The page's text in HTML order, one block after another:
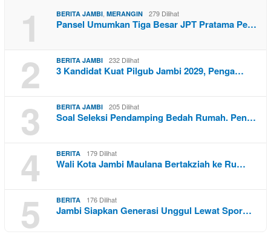
1 BERITA JAMBI MERANGIN 279 Dilihat
Pansel Umumkan Tiga Besar JPT Pratama Pe…
2 BERITA JAMBI 232 Dilihat
3 Kandidat Kuat Pilgub Jambi 2029, Penga…
3 BERITA JAMBI 205 Dilihat
Soal Seleksi Pendamping Bedah Rumah. Pen…
4 BERITA 179 Dilihat
Wali Kota Jambi Maulana Bertakziah ke Ru…
5 BERITA 176 Dilihat
Jambi Siapkan Generasi Unggul Lewat Spor…